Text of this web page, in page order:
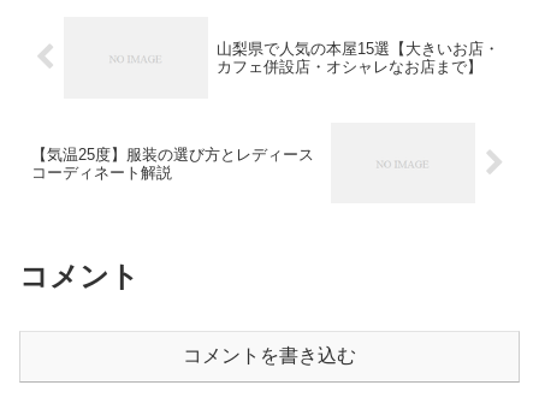
山梨県で人気の本屋15選【大きいお店・
カフェ併設店・オシャレなお店まで】
【気温25度】服装の選び方とレディース
コーディネート解説
コメント
コメントを書き込む